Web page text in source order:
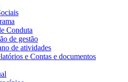
Conduta
de gestão
de atividades
e Contas e documentos